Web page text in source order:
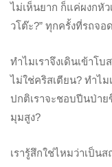
ไม่เห็นยาก ก็แค่ผงกหัว
วโต๊ะ?” ทุกครั้งที่รถจอ
ทำไมเราจึงเดินเข้าโบ
ไม่ใช่คริสเตียน? ทำไ
ปกติเราจะชอบปีนป่าย
มุมสูง?
เรารู้สึกใช่ไหมว่าเป็